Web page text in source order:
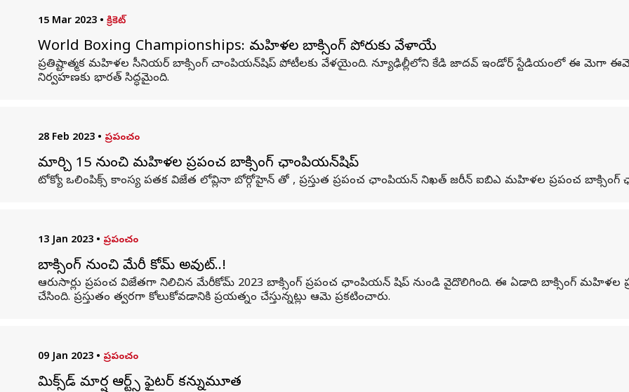
15 Mar 2023 • క్రికెట్
World Boxing Championships: మహిళల బాక్సింగ్ పోరుకు వేళాయే
ప్రతిష్టాత్మక మహిళల సీనియర్ బాక్సింగ్ చాంపియన్‌షిప్ పోటీలకు వేళయైంది. న్యూఢిల్లీలోని కేడి జాదవ్ ఇండోర్ స్టేడియంలో ఈ మెగా
నిర్వహణకు భారత్ సిద్ధమైంది.
28 Feb 2023 • ప్రపంచం
మార్చి 15 నుంచి మహిళల ప్రపంచ బాక్సింగ్ ఛాంపియన్‌షిప్
టోక్యో ఒలింపిక్స్ కాంస్య పతక విజేత లోవ్లినా బోర్గోహైన్ తో , ప్రస్తుత ప్రపంచ ఛాంపియన్ నిఖత్ జరీన్ ఐబిఎ మహిళల ప్రపంచ
13 Jan 2023 • ప్రపంచం
బాక్సింగ్ నుంచి మేరీ కోమ్ అవుట్..!
ఆరుసార్లు ప్రపంచ విజేతగా నిలిచిన మేరీకోమ్ 2023 బాక్సింగ్ ప్రపంచ ఛాంపియన్ షిప్ నుండి వైదొలిగింది. ఈ ఏడాది బాక్సింగ్
చేసింది. ప్రస్తుతం త్వరగా కోలుకోవడానికి ప్రయత్నం చేస్తున్నట్లు ఆమె ప్రకటించారు.
09 Jan 2023 • ప్రపంచం
మిక్స్‌డ్ మార్షల్ ఆర్ట్స్ ఫైటర్ కన్నుమూత